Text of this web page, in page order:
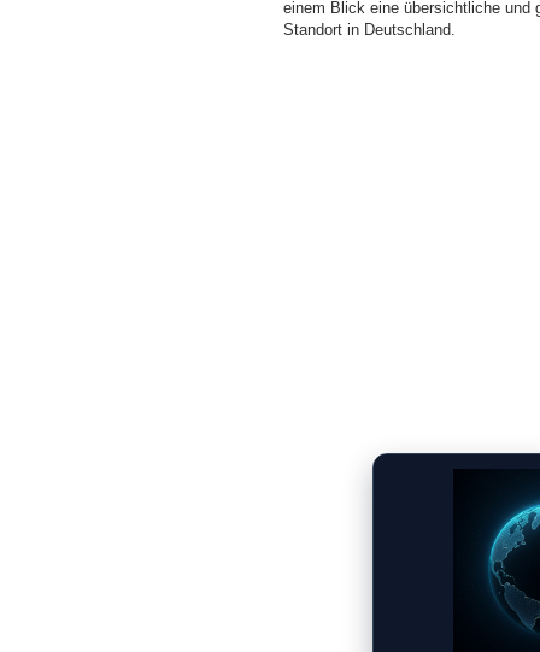
einem Blick eine übersichtliche und
Standort in Deutschland.